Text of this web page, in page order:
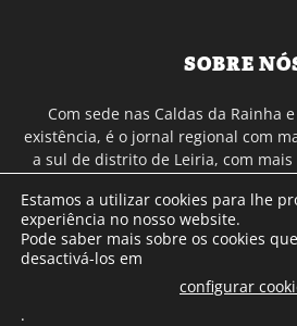
SOBRE
Com sede nas Caldas da Rainha
existência, é o jornal regional com
a sul de distrito de Leiria, com
Continental e
SIGA-NOS
Estamos a utilizar cookies para lhe
experiência no nosso website.
Pode saber mais sobre os cookies
desactivá-los em
configurar
.